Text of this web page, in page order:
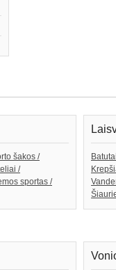
šakos /
/
sportas /